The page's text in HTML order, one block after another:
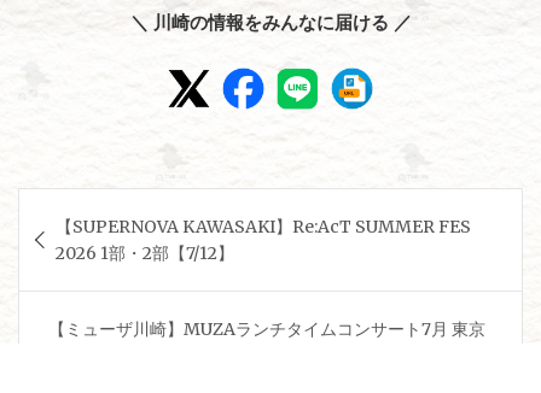
＼ 川崎の情報をみんなに届ける ／
稿
ナ
【SUPERNOVA KAWASAKI】Re:AcT SUMMER FES
2026 1部・2部【7/12】
【ミューザ川崎】MUZAランチタイムコンサート7月 東京